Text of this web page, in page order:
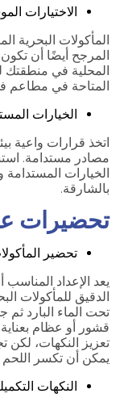
الاختيارات
المأكولات البحرية
المرجح أيضًا أن
المحلية في منطقتك
المتاحة في مطاعم
الخيارات
اتخذ قرارات واعية
مصادر مستدامة.
الخيارات
بالشارقة.
تحضيرات
تحضير
يعد الإعداد المناسب
الدقيق للمأكولات
تحت الماء البارد ثم
قشور أو عظام
تعزيز النكهات، لكن
يمكن أن تكسر اللحم
النكهات